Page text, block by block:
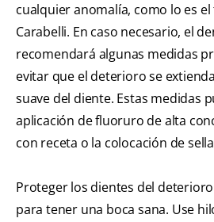
cualquier anomalía, como lo es
Carabelli. En caso necesario, el
recomendará algunas medidas
evitar que el deterioro se
suave del diente. Estas medidas
aplicación de fluoruro de alta
con receta o la colocación de
Proteger los dientes del
para tener una boca sana. Use